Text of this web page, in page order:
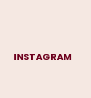
INSTAGRAM